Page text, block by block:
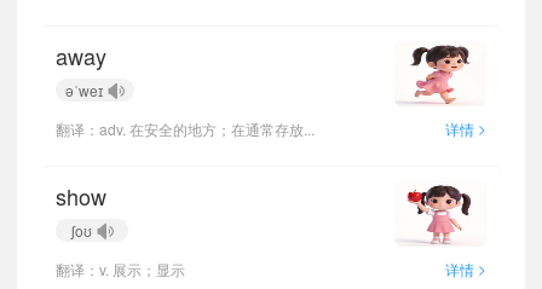
away
əˈweɪ
翻译：adv. 在安全的地方；在通常存放...
详情 >
show
ʃoʊ
翻译：v. 展示；显示
详情 >